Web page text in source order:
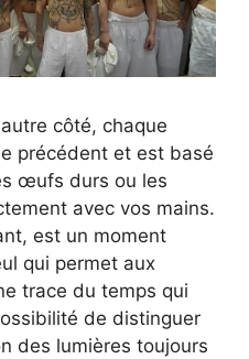
autre côté, chaque
précédent et est basé
œufs durs ou les
avec vos mains.
est un moment
qui permet aux
trace du temps qui
de distinguer
des lumières toujours